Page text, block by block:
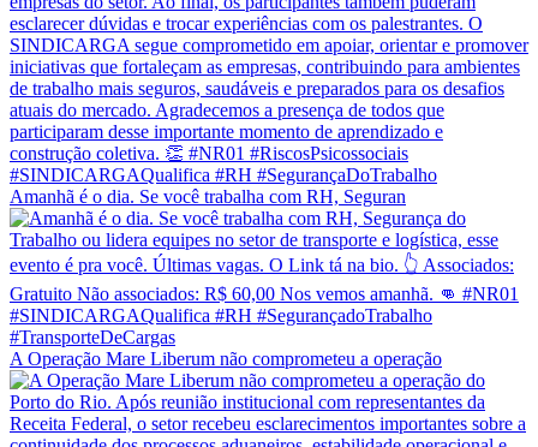
Amanhã é o dia. Se você trabalha com RH, Seguran
A Operação Mare Liberum não comprometeu a operação